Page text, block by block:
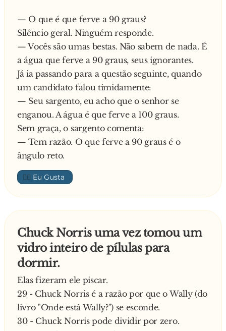
— Fui ferreiro.
— Deixou o serviço?
— Fui forçado.
— Por quê?
— Faltou ferro.
— E o que o senhor fazia?
— Ferrolho, ferradura, faca...ferragem.
— O senhor torce por algum time?
— Fui Fluminense.
— E deixou de ser por quê?
— Fez feio.
— Qual é o seu time agora?
— Flamengo.
— Faleceu.
— De quê?
— Frio e fome.
— Escute aqui, se você falar mais dez palavras
com a letra "F", pode se levantar e ir embora
sem pagar a conta.
— Foi formidável, figura. Fazendo fiado, fácil,
— Ah, Chico, deixa disso! Você nunca usa o
cinto! O sujeito não se contém e grita para a
sogra:
— CALA ESSA BOCA! O guarda se inclina e
pergunta:
— Ele sempre grita assim com a senhora? Ela
responde:
— Não, seu guarda. Só quando ele bebe.
— O que é que ferve a 90 graus?
Silêncio geral. Ninguém responde.
— Vocês são umas bestas. Não sabem de nada. É
a água que ferve a 90 graus, seus ignorantes.
Já ia passando para a questão seguinte, quando
um candidato falou timidamente:
— Seu sargento, eu acho que o senhor se
enganou. A água é que ferve a 100 graus.
Sem graça, o sargento comenta:
— Tem razão. O que ferve a 90 graus é o
ângulo reto.
👍🏼
Chuck Norris uma vez tomou um
vidro inteiro de pílulas para
dormir.
Elas fizeram ele piscar.
29 - Chuck Norris é a razão por que o Wally (do
livro "Onde está Wally?") se esconde.
30 - Chuck Norris pode dividir por zero.